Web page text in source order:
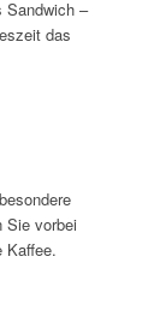
Sandwich –
das
Sie vorbei
Kaffee.